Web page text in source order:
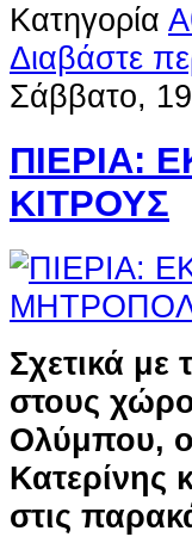
Κατηγορία
Διαβάστε
Σάββατο,
ΠΙΕΡΙΑ:
ΚΙΤΡΟΥΣ
Σχετικά
στους
Ολύμπου, ο
Κατερίνης
στις